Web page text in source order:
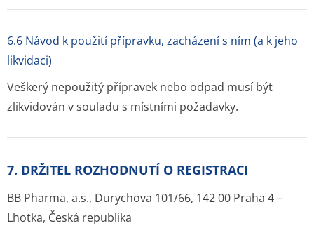
6.6 Návod k použití přípravku, zacházení s ním (a k jeho
likvidaci)
Veškerý nepoužitý přípravek nebo odpad musí být
zlikvidován v souladu s místními požadavky.
7. DRŽITEL ROZHODNUTÍ O REGISTRACI
BB Pharma, a.s., Durychova 101/66, 142 00 Praha 4 –
Lhotka, Česká republika